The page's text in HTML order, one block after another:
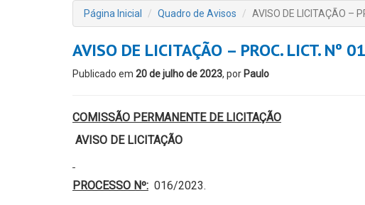
Página Inicial Quadro de Avisos AVISO DE LICITAÇÃO –
AVISO DE LICITAÇÃO – PROC. LICT.
Publicado em 20 de julho de 2023, por Paulo
COMISSÃO PERMANENTE DE LICITAÇÃO
AVISO DE LICITAÇÃO
PROCESSO Nº: 016/2023.